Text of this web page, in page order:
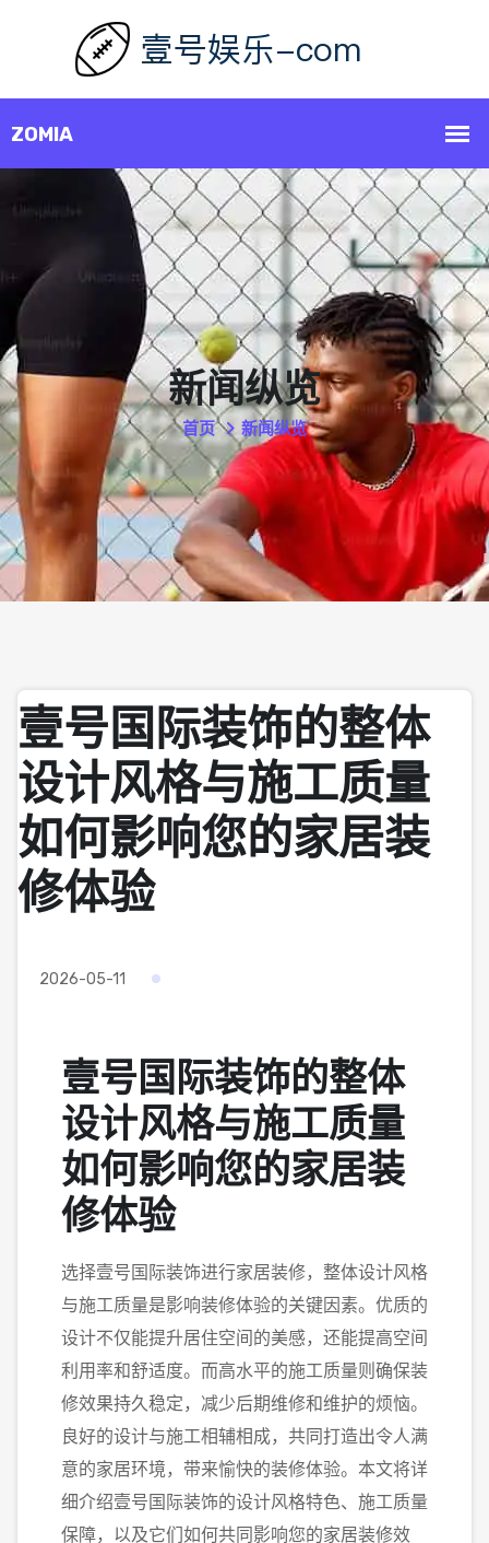
新闻纵览
首页 新闻纵览
壹号国际装饰的整体
设计风格与施工质量
如何影响您的家居装
修体验
2026-05-11
壹号国际装饰的整体
设计风格与施工质量
如何影响您的家居装
修体验
选择壹号国际装饰进行家居装修，整体设计风格
与施工质量是影响装修体验的关键因素。优质的
设计不仅能提升居住空间的美感，还能提高空间
利用率和舒适度。而高水平的施工质量则确保装
修效果持久稳定，减少后期维修和维护的烦恼。
良好的设计与施工相辅相成，共同打造出令人满
意的家居环境，带来愉快的装修体验。本文将详
细介绍壹号国际装饰的设计风格特色、施工质量
保障，以及它们如何共同影响您的家居装修效